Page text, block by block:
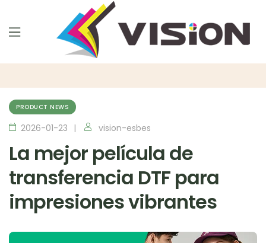
PRODUCT NEWS
2026-01-23 vision-esbes
La mejor película de
transferencia DTF para
impresiones vibrantes